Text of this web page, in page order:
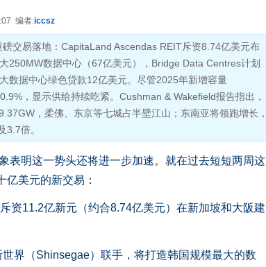
编者:iccsz
交易落地：CapitaLand Ascendas REIT斥资8.74亿美元布
250MW数据中心（67亿美元），Bridge Data Centres计划
数据中心绿色贷款12亿美元。尽管2025年新增容量
，显示供给持续吃紧。Cushman & Wakefield报告指出，
，柔佛、东京等七城占半壁江山；东南亚将领跑增长，
倍。
表明这一势头还将进一步加速。就在过去短短两周这
美元的新交易：
11.2亿新元（约合8.74亿美元）在新加坡和大阪建
（Shinsegae）联手，将打造韩国规模最大的数